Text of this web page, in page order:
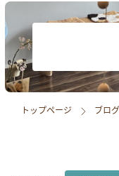
院内設備
スタッフ紹介
アクセス
トップページ ブロ